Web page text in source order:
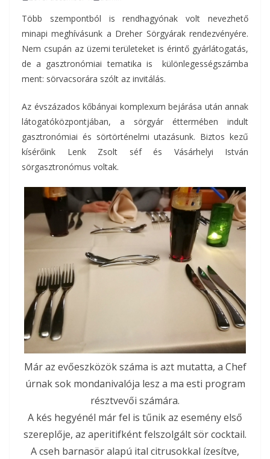
Több szempontból is rendhagyónak volt nevezhető
minapi meghívásunk a Dreher Sörgyárak rendezvényére.
Nem csupán az üzemi területeket is érintő gyárlátogatás,
de a gasztronómiai tematika is különlegességszámba
ment: sörvacsorára szólt az invitálás.
Az évszázados kőbányai komplexum bejárása után annak
látogatóközpontjában, a sörgyár éttermében indult
gasztronómiai és sörtörténelmi utazásunk. Biztos kezű
kísérőink Lenk Zsolt séf és Vásárhelyi István
sörgasztronómus voltak.
Már az evőeszközök száma is azt mutatta, a Chef
úrnak sok mondanivalója lesz a ma esti program
résztvevői számára.
A kés hegyénél már fel is tűnik az esemény első
szereplője, az aperitifként felszolgált sör cocktail.
A cseh barnasör alapú ital citrusokkal ízesítve,